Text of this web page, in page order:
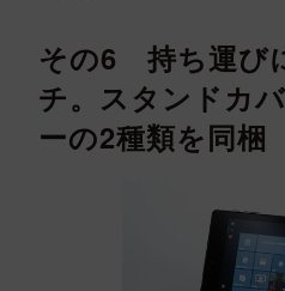
その6 持ち運び
チ。スタンドカ
ーの2種類を同梱